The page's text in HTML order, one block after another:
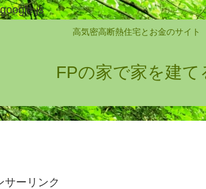
高気密高断熱住宅とお金のサイト
FPの家で家を建て
サーリンク